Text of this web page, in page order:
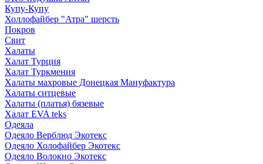
Купу-Купу
Холлофайбер "Атра" шерсть
Покров
Свит
Халаты
Халат Турция
Халат Туркмения
Халаты махровые Донецкая Мануфактура
Халаты ситцевые
Халаты (платья) бязевые
Халат EVA teks
Одеяла
Одеяло Верблюд Экотекс
Одеяло Холофайбер Экотекс
Одеяло Волокно Экотекс